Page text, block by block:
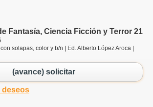
Fantasía, Ciencia Ficción y Terror 21
solapas, color y b/n | Ed. Alberto López Aroca |
(avance) solicitar
deseos